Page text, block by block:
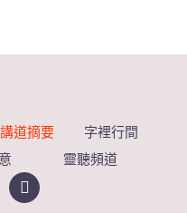
講道摘要
字裡行間
靈聽頻道